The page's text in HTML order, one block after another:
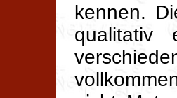
kennen.
qualitativ